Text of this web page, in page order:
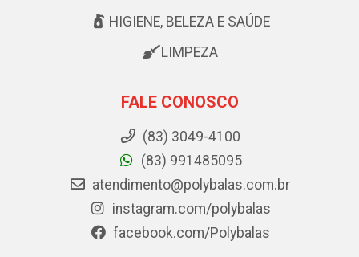
HIGIENE, BELEZA E SAÚDE
LIMPEZA
FALE CONOSCO
(83) 3049-4100
(83) 991485095
atendimento@polybalas.com.br
instagram.com/polybalas
facebook.com/Polybalas